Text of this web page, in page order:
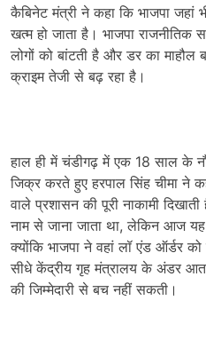
कैबिनेट मंत्री ने कहा कि भाजपा जहां
खत्म हो जाता है। भाजपा राजनीतिक
लोगों को बांटती है और डर का
क्राइम तेजी से बढ़ रहा है।
हाल ही में चंडीगढ़ में एक 18 साल के
जिक्र करते हुए हरपाल सिंह चीमा ने
वाले प्रशासन की पूरी नाकामी
नाम से जाना जाता था, लेकिन आज
क्योंकि भाजपा ने वहां लॉ एंड ऑर्डर
सीधे केंद्रीय गृह मंत्रालय के अंडर
की जिम्मेदारी से बच नहीं सकती।